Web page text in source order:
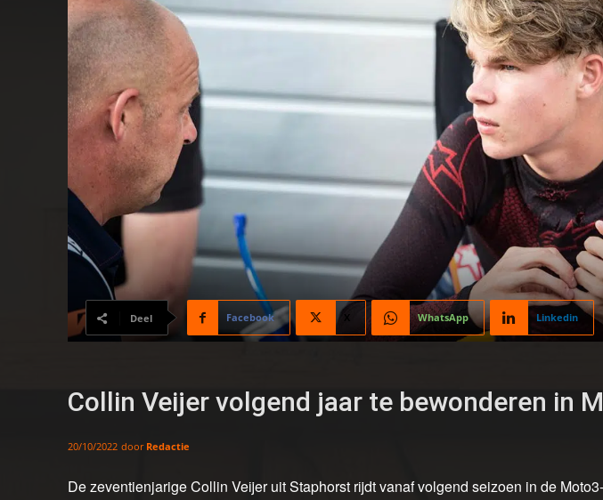
Deel Facebook X WhatsApp Linkedin
Collin Veijer volgend jaar te bewonderen in
20/10/2022 door Redactie
De zeventienjarige Collin Veijer uit Staphorst rijdt vanaf volgend seizoen in de